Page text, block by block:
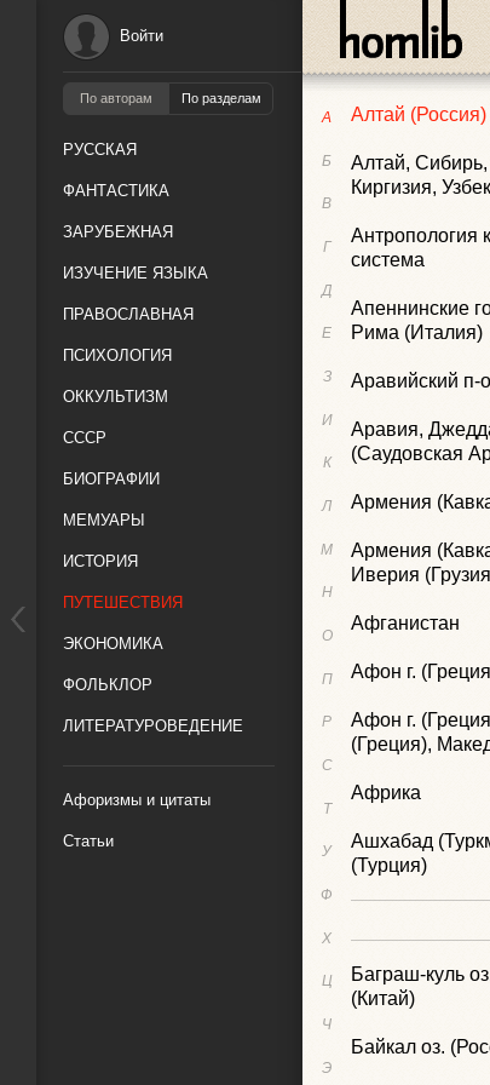
Войти
По авторам По разделам
РУССКАЯ
ФАНТАСТИКА
ЗАРУБЕЖНАЯ
ИЗУЧЕНИЕ ЯЗЫКА
ПРАВОСЛАВНАЯ
ПСИХОЛОГИЯ
ОККУЛЬТИЗМ
СССР
БИОГРАФИИ
МЕМУАРЫ
ИСТОРИЯ
ПУТЕШЕСТВИЯ
ЭКОНОМИКА
ФОЛЬКЛОР
ЛИТЕРАТУРОВЕДЕНИЕ
Афоризмы и цитаты
Статьи
А
Б
В
Г
Д
Е
З
И
К
Л
М
Н
О
П
Р
С
Т
У
Ф
Х
Ц
Ч
Э
Алжир
Алжир (южная
Алтай (Россия)
Алтай, Сибирь,
Киргизия,
Антропология
система
Апеннинские
Рима (Италия)
Аравийский п-
Аравия,
(Саудовская
Армения
Армения
Иверия
Афганистан
Афон г.
Афон г.
(Греция),
Африка
Ашхабад
(Турция)
Баграш-куль
(Китай)
Байкал оз.